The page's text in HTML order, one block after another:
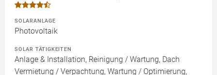
SOLARANLAGE
Photovoltaik
SOLAR TÄTIGKEITEN
Anlage & Installation, Reinigung / Wartung, Dach
Vermietung / Verpachtung, Wartung / Optimierung,